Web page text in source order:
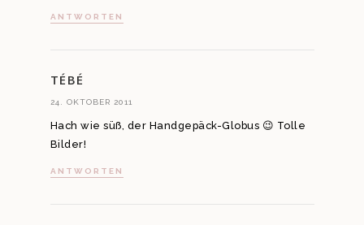
ANTWORTEN
TÉBÉ
24. OKTOBER 2011
Hach wie süß, der Handgepäck-Globus 😉 Tolle
Bilder!
ANTWORTEN